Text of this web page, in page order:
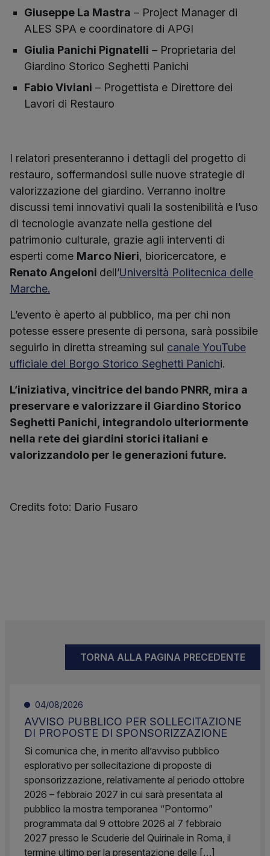
Giuseppe La Mastra – Project Manager di
ALES SPA e coordinatore di APGI
Giulia Panichi Pignatelli – Proprietaria del
Giardino Storico Seghetti Panichi
Fabio Viviani – Progettista e Direttore dei
Lavori di Restauro
I relatori presenteranno i dettagli del progetto di
restauro, soffermandosi sulle nuove strategie di
valorizzazione del giardino. Verranno inoltre
discussi temi innovativi quali la sostenibilità e l’uso
di tecnologie avanzate nella gestione del
patrimonio culturale, grazie agli interventi di
esperti come Marco Nieri, bioricercatore, e
Renato Angeloni dell’Università Politecnica delle
Marche.
L’evento è aperto al pubblico, ma per chi non
potesse essere presente di persona, sarà possibile
seguirlo in diretta streaming sul canale YouTube
ufficiale del Borgo Storico Seghetti Panichi.
L’iniziativa, vincitrice del bando PNRR, mira a
preservare e valorizzare il Giardino Storico
Seghetti Panichi, integrandolo ulteriormente
nella rete dei giardini storici italiani e
valorizzandolo per le generazioni future.
Credits foto: Dario Fusaro
TORNA ALLA PAGINA PRECEDENTE
04/08/2026
AVVISO PUBBLICO PER SOLLECITAZIONE
DI PROPOSTE DI SPONSORIZZAZIONE
Si comunica che, in merito all’avviso pubblico
esplorativo per sollecitazione di proposte di
sponsorizzazione, relativamente al periodo ottobre
2026 – febbraio 2027 in cui sarà presentata al
pubblico la mostra temporanea “Pontormo”
programmata dal 9 ottobre 2026 al 7 febbraio
2027 presso le Scuderie del Quirinale in Roma, il
termine ultimo per la presentazione delle […]